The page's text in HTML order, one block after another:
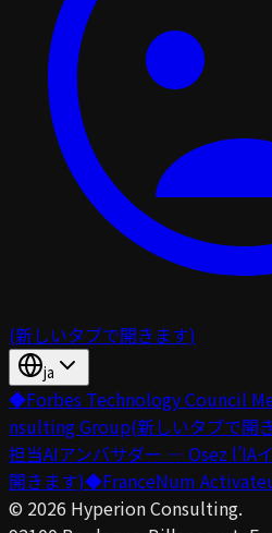
(新しいタブで開きます)
ja
◆Forbes Technology Council
nsulting Group(新しいタブで開
担当AIアンバサダー — Osez l’IA
開きます)◆FranceNum
© 2026 Hyperion Consulting.